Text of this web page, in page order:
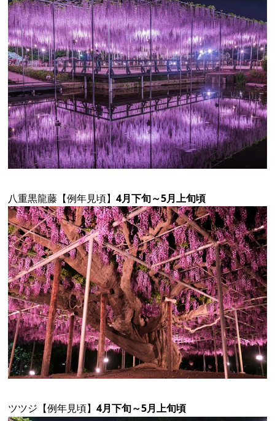
八重黒龍藤【例年見頃】4月下旬～5月上旬頃
ツツジ 【例年見頃】4月下旬～5月上旬頃